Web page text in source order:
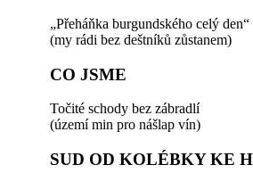
„Přeháňka burgundského celý den“
(my rádi bez deštníků zůstanem)
CO JSME
Točité schody bez zábradlí
(území min pro nášlap vín)
SUD OD KOLÉBKY KE